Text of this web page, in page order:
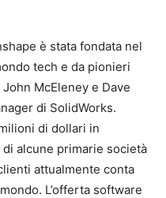
è stata fondata nel
tech e da pionieri
McEleney e Dave
di SolidWorks.
di dollari in
alcune primarie società
attualmente conta
L’offerta software